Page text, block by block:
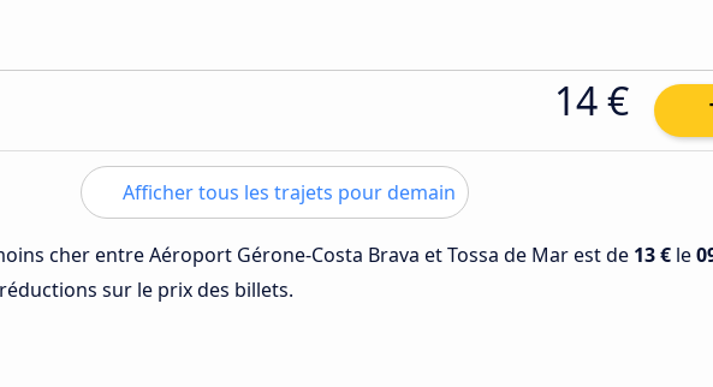
14 €
Afficher tous les trajets pour demain
cher entre Aéroport Gérone-Costa Brava et Tossa de Mar est de 13 € le
sur le prix des billets.